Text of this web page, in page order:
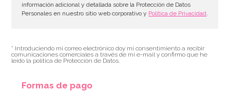
información adicional y detallada sobre la Protección de Datos
Personales en nuestro sitio web corporativo y Política de Privacidad.
* Introduciendo mi correo electrónico doy mi consentimiento a recibir
comunicaciones comerciales a través de mi e-mail y confirmo que he
leído la política de Protección de Datos.
Formas de pago